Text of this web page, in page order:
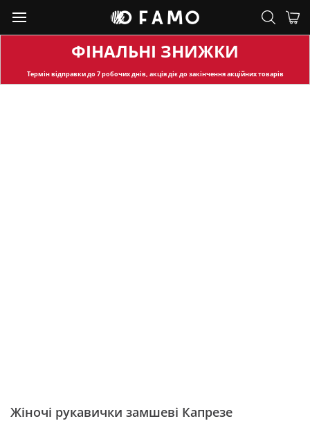
ФІНАЛЬНІ ЗНИЖКИ
Термін відправкидо 7 робочих днів, акція діє до закінчення акційних товарів
Жіночі рукавички замшеві Капрезе